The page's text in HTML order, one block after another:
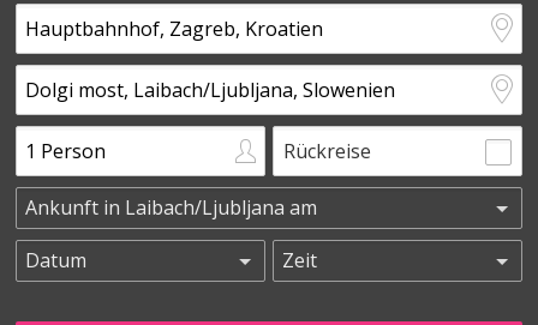
Rückreise